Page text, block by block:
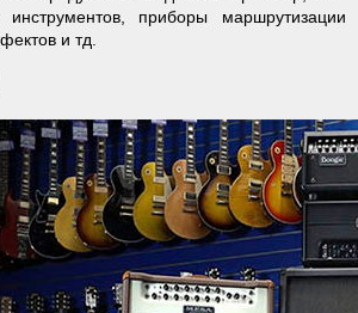
инструментов, приборы маршрутизации
и тд.